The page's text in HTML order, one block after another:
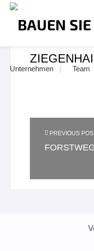
Unternehmen Team
PREVIOUS